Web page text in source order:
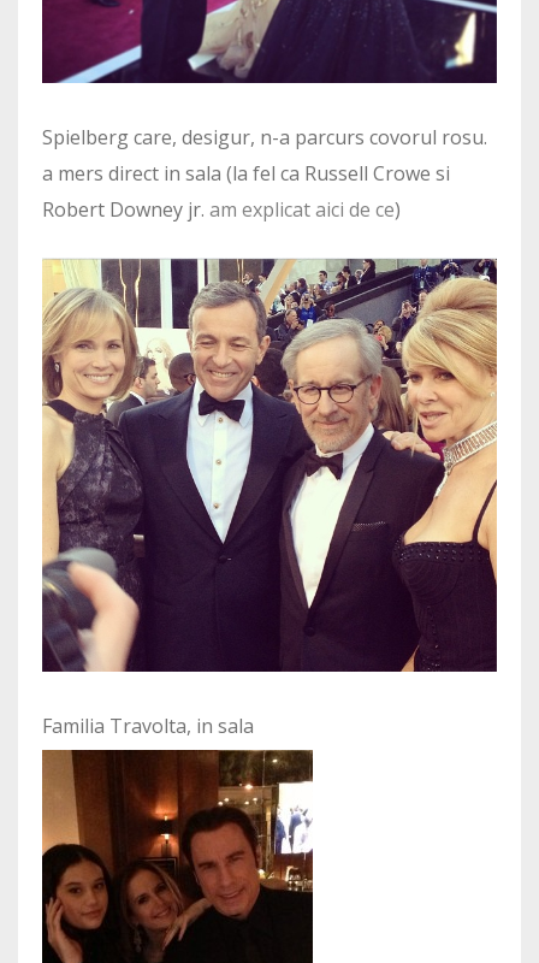
Spielberg care, desigur, n-a parcurs covorul rosu.
a mers direct in sala (la fel ca Russell Crowe si
Robert Downey jr. am explicat aici de ce)
Familia Travolta, in sala